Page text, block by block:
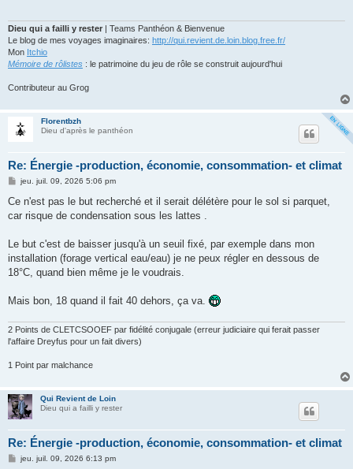
Dieu qui a failli y rester | Teams Panthéon & Bienvenue
Le blog de mes voyages imaginaires: http://qui.revient.de.loin.blog.free.fr/
Mon Itchio
Mémoire de rôlistes : le patrimoine du jeu de rôle se construit aujourd'hui
Contributeur au Grog
Florentbzh
Dieu d'après le panthéon
Re: Énergie -production, économie, consommation- et climat
M
s
a
jeu. juil. 09, 2026 5:06 pm
Ce n'est pas le but recherché et il serait délétère pour le sol si parquet,
car risque de condensation sous les lattes .
Le but c'est de baisser jusqu'à un seuil fixé, par exemple dans mon
installation (forage vertical eau/eau) je ne peux régler en dessous de
18°C, quand bien même je le voudrais.
Mais bon, 18 quand il fait 40 dehors, ça va.
2 Points de CLETCSOOEF par fidélité conjugale (erreur judiciaire qui ferait passer
l'affaire Dreyfus pour un fait divers)
1 Point par malchance
Qui Revient de Loin
Dieu qui a failli y rester
Re: Énergie -production, économie, consommation- et climat
Mjeu. juil. 09, 2026 6:13 pm